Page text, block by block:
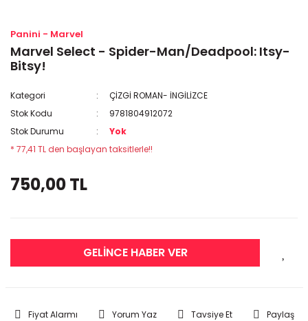
Panini - Marvel
Marvel Select - Spider-Man/Deadpool: Itsy-
Bitsy!
Kategori
ÇİZGİ ROMAN- İNGİLİZCE
Stok Kodu
9781804912072
Stok Durumu
Yok
* 77,41 TL den başlayan taksitlerle!!
750,00 TL
GELİNCE HABER VER
Fiyat Alarmı Yorum Yaz Tavsiye Et Paylaş